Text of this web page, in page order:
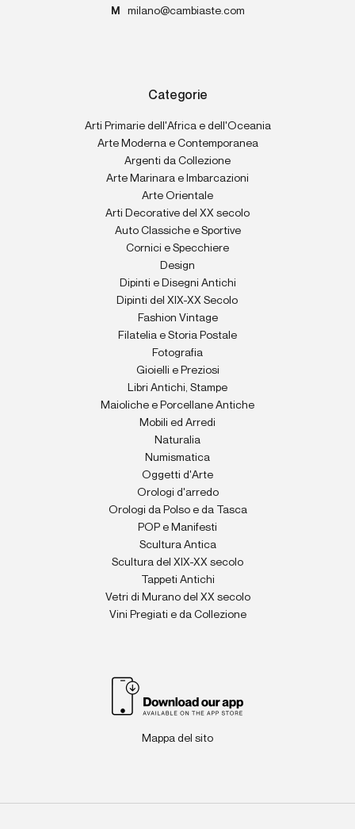
M
milano@cambiaste.com
Categorie
Arti Primarie dell'Africa e dell'Oceania
Arte Moderna e Contemporanea
Argenti da Collezione
Arte Marinara e Imbarcazioni
Arte Orientale
Arti Decorative del XX secolo
Auto Classiche e Sportive
Cornici e Specchiere
Design
Dipinti e Disegni Antichi
Dipinti del XIX-XX Secolo
Fashion Vintage
Filatelia e Storia Postale
Fotografia
Gioielli e Preziosi
Libri Antichi, Stampe
Maioliche e Porcellane Antiche
Mobili ed Arredi
Naturalia
Numismatica
Oggetti d'Arte
Orologi d'arredo
Orologi da Polso e da Tasca
POP e Manifesti
Scultura Antica
Scultura del XIX-XX secolo
Tappeti Antichi
Vetri di Murano del XX secolo
Vini Pregiati e da Collezione
Mappa del sito